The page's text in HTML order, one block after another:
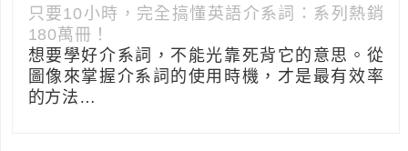
只要10小時，完全搞懂英語介系詞：系列熱銷
180萬冊！
想要學好介系詞，不能光靠死背它的意思。從
圖像來掌握介系詞的使用時機，才是最有效率
的方法…